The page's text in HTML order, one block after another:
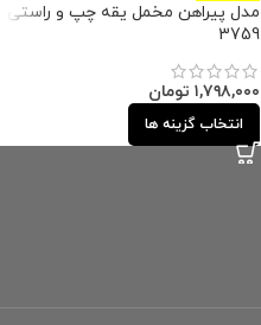
مدل پیراهن مخمل یقه چپ و راستی
3759
۱,۷۹۸,۰۰۰ تومان
انتخاب گزینه ها